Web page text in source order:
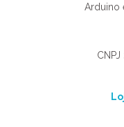
Arduino